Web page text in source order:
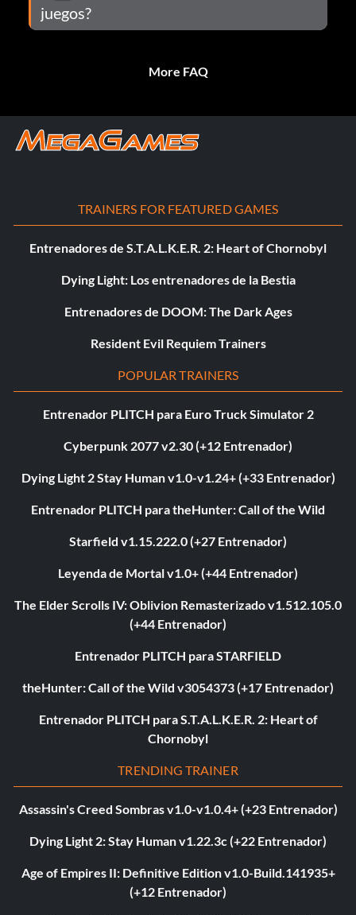
juegos?
More FAQ
TRAINERS FOR FEATURED GAMES
Entrenadores de S.T.A.L.K.E.R. 2: Heart of Chornobyl
Dying Light: Los entrenadores de la Bestia
Entrenadores de DOOM: The Dark Ages
Resident Evil Requiem Trainers
POPULAR TRAINERS
Entrenador PLITCH para Euro Truck Simulator 2
Cyberpunk 2077 v2.30 (+12 Entrenador)
Dying Light 2 Stay Human v1.0-v1.24+ (+33 Entrenador)
Entrenador PLITCH para theHunter: Call of the Wild
Starfield v1.15.222.0 (+27 Entrenador)
Leyenda de Mortal v1.0+ (+44 Entrenador)
The Elder Scrolls IV: Oblivion Remasterizado v1.512.105.0
(+44 Entrenador)
Entrenador PLITCH para STARFIELD
theHunter: Call of the Wild v3054373 (+17 Entrenador)
Entrenador PLITCH para S.T.A.L.K.E.R. 2: Heart of
Chornobyl
TRENDING TRAINER
Assassin's Creed Sombras v1.0-v1.0.4+ (+23 Entrenador)
Dying Light 2: Stay Human v1.22.3c (+22 Entrenador)
Age of Empires II: Definitive Edition v1.0-Build.141935+
(+12 Entrenador)